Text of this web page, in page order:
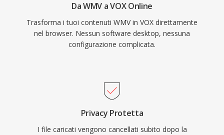
Da WMV a VOX Online
Trasforma i tuoi contenuti WMV in VOX direttamente
nel browser. Nessun software desktop, nessuna
configurazione complicata.
Privacy Protetta
I file caricati vengono cancellati subito dopo la